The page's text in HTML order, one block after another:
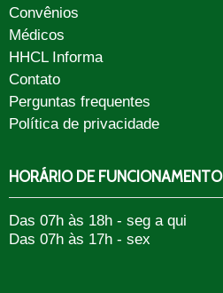
Convênios
Médicos
HHCL Informa
Contato
Perguntas frequentes
Política de privacidade
HORÁRIO DE FUNCIONAMENTO
Das 07h às 18h - seg a qui
Das 07h às 17h - sex